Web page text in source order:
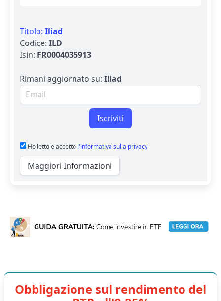
Titolo: Iliad
Codice: ILD
Isin: FR0004035913
Rimani aggiornato su: Iliad
Email per newsletter
Iscriviti
Ho letto e accetto l'informativa sulla privacy
Maggiori Informazioni
Obbligazione sul rendimento del